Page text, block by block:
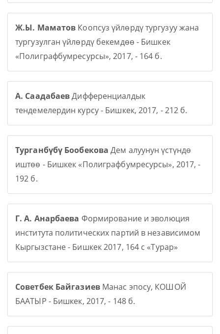
Ж.Ы. Маматов Коопсуз үйлөрдү тургузуу жана
тургузулган үйлөрдү бекемдөө - Бишкек
«Полиграфбумресурсы», 2017, - 164 б.
А. СаадабаевДифференциалдык
тендемелердин курсу - Бишкек, 2017, - 212 б.
Турганбүбү Бообекова Дем алуунун үстүндө
иштөө - Бишкек «Полиграфбумресурсы», 2017, -
192 б.
Г. А. Анарбаева Формирование и эволюция
института политических партий в независимом
Кыргызстане - Бишкек 2017, 164 с «Турар»
Советбек БайгазиевМанас эпосу, КОШОЙ
БААТЫР - Бишкек, 2017, - 148 б.